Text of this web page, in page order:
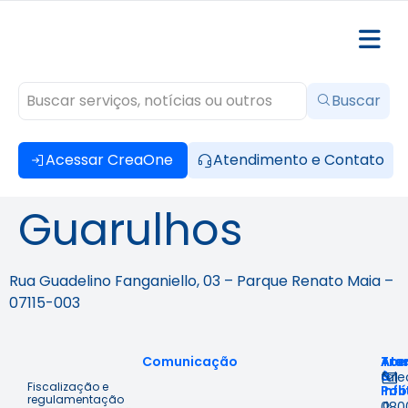
Acessar CreaOne Atendimento e Contato
Buscar
Guarulhos
Rua Guadelino Fanganiello, 03 – Parque Renato Maia –
07115-003
Fiscalização e
regulamentação
Comunicação
à
&